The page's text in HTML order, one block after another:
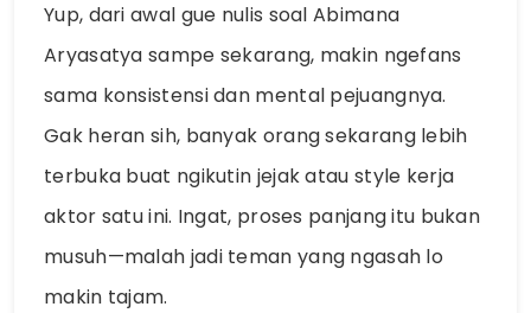
Yup, dari awal gue nulis soal Abimana
Aryasatya sampe sekarang, makin ngefans
sama konsistensi dan mental pejuangnya.
Gak heran sih, banyak orang sekarang lebih
terbuka buat ngikutin jejak atau style kerja
aktor satu ini. Ingat, proses panjang itu bukan
musuh—malah jadi teman yang ngasah lo
makin tajam.